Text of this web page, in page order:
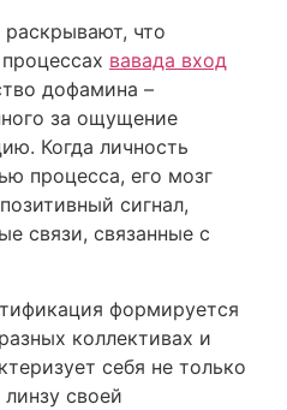
что
вавада вход
дофамина –
за ощущение
Когда личность
процесса, его мозг
сигнал,
связи, связанные с
формируется
коллективах и
себя не только
своей